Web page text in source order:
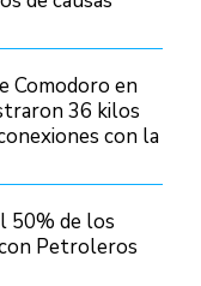
Comodoro en
36 kilos
con la
50% de los
Petroleros